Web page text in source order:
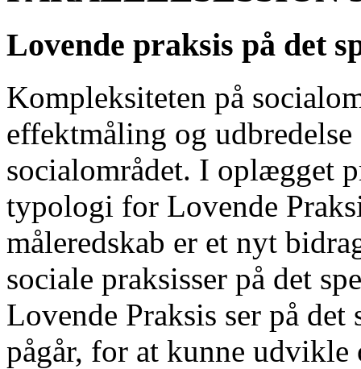
Lovende praksis på det
Kompleksiteten på
effektmåling og
socialområdet. I oplægget
typologi for Lovende
måleredskab er et nyt
sociale praksisser på det
Lovende Praksis ser på det
pågår, for at kunne udvikle